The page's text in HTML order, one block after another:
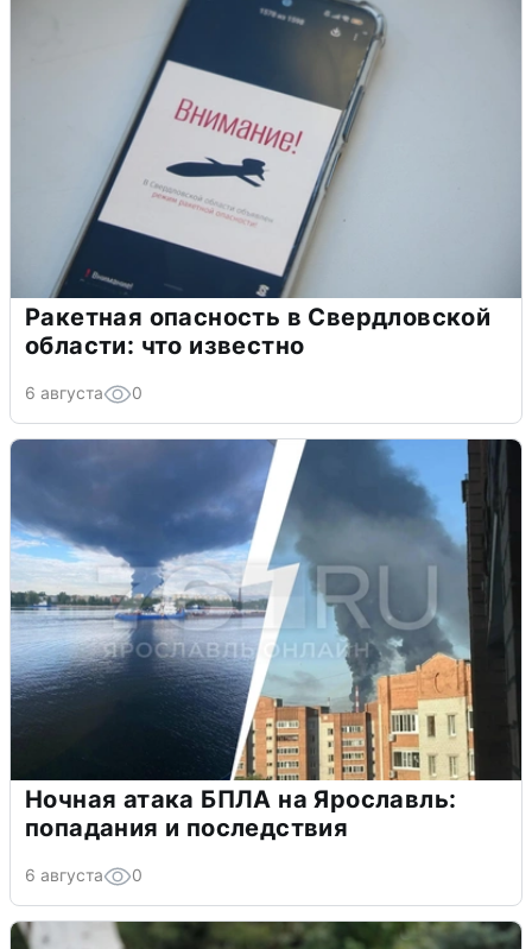
Ракетная опасность в Свердловской
области: что известно
6 августа 0
Ночная атака БПЛА на Ярославль:
попадания и последствия
6 августа 0